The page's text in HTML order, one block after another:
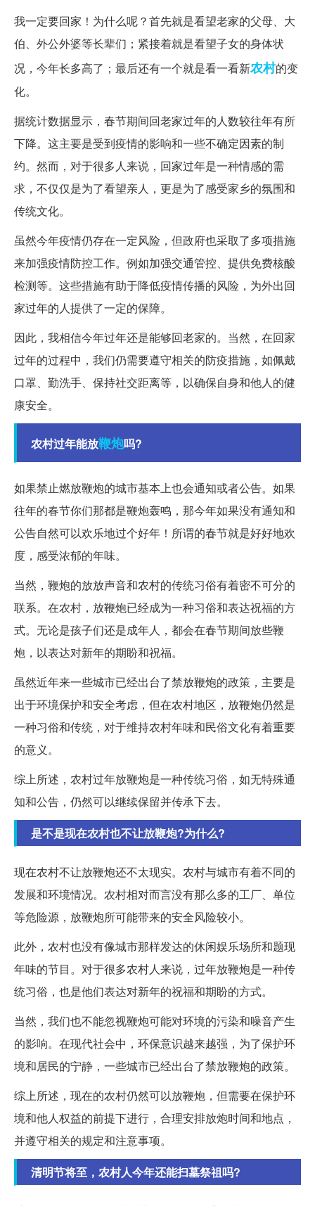
我一定要回家！为什么呢？首先就是看望老家的父母、大
伯、外公外婆等长辈们；紧接着就是看望子女的身体状
况，今年长多高了；最后还有一个就是看一看新农村的变
化。
据统计数据显示，春节期间回老家过年的人数较往年有所
下降。这主要是受到疫情的影响和一些不确定因素的制
约。然而，对于很多人来说，回家过年是一种情感的需
求，不仅仅是为了看望亲人，更是为了感受家乡的氛围和
传统文化。
虽然今年疫情仍存在一定风险，但政府也采取了多项措施
来加强疫情防控工作。例如加强交通管控、提供免费核酸
检测等。这些措施有助于降低疫情传播的风险，为外出回
家过年的人提供了一定的保障。
因此，我相信今年过年还是能够回老家的。当然，在回家
过年的过程中，我们仍需要遵守相关的防疫措施，如佩戴
口罩、勤洗手、保持社交距离等，以确保自身和他人的健
康安全。
农村过年能放鞭炮吗?
如果禁止燃放鞭炮的城市基本上也会通知或者公告。如果
往年的春节你们那都是鞭炮轰鸣，那今年如果没有通知和
公告自然可以欢乐地过个好年！所谓的春节就是好好地欢
度，感受浓郁的年味。
当然，鞭炮的放放声音和农村的传统习俗有着密不可分的
联系。在农村，放鞭炮已经成为一种习俗和表达祝福的方
式。无论是孩子们还是成年人，都会在春节期间放些鞭
炮，以表达对新年的期盼和祝福。
虽然近年来一些城市已经出台了禁放鞭炮的政策，主要是
出于环境保护和安全考虑，但在农村地区，放鞭炮仍然是
一种习俗和传统，对于维持农村年味和民俗文化有着重要
的意义。
综上所述，农村过年放鞭炮是一种传统习俗，如无特殊通
知和公告，仍然可以继续保留并传承下去。
是不是现在农村也不让放鞭炮?为什么?
现在农村不让放鞭炮还不太现实。农村与城市有着不同的
发展和环境情况。农村相对而言没有那么多的工厂、单位
等危险源，放鞭炮所可能带来的安全风险较小。
此外，农村也没有像城市那样发达的休闲娱乐场所和题现
年味的节目。对于很多农村人来说，过年放鞭炮是一种传
统习俗，也是他们表达对新年的祝福和期盼的方式。
当然，我们也不能忽视鞭炮可能对环境的污染和噪音产生
的影响。在现代社会中，环保意识越来越强，为了保护环
境和居民的宁静，一些城市已经出台了禁放鞭炮的政策。
综上所述，现在的农村仍然可以放鞭炮，但需要在保护环
境和他人权益的前提下进行，合理安排放炮时间和地点，
并遵守相关的规定和注意事项。
清明节将至，农村人今年还能扫墓祭祖吗?